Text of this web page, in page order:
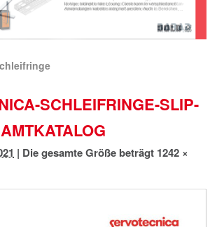
SCHLEIFRINGE-SLIP-
| Die gesamte Größe beträgt 1242 ×